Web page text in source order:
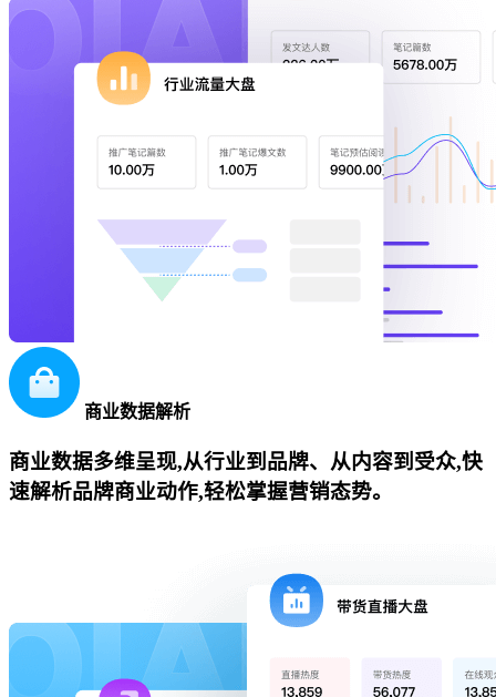
商业数据解析
商业数据多维呈现,从行业到品牌、从内容到受众,快
速解析品牌商业动作,轻松掌握营销态势。